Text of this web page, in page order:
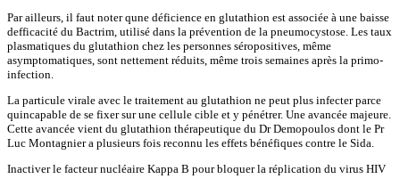
Par ailleurs, il faut noter qune déficience en glutathion est associée à une baisse
defficacité du Bactrim, utilisé dans la prévention de la pneumocystose. Les taux
plasmatiques du glutathion chez les personnes séropositives, même
asymptomatiques, sont nettement réduits, même trois semaines après la primo-
infection.
La particule virale avec le traitement au glutathion ne peut plus infecter parce
quincapable de se fixer sur une cellule cible et y pénétrer. Une avancée majeure.
Cette avancée vient du glutathion thérapeutique du Dr Demopoulos dont le Pr
Luc Montagnier a plusieurs fois reconnu les effets bénéfiques contre le Sida.
Inactiver le facteur nucléaire Kappa B pour bloquer la réplication du virus HIV